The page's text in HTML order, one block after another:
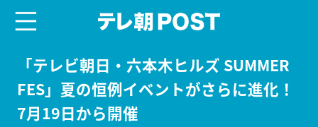
「テレビ朝日・六本木ヒルズ SUMMER
FES」夏の恒例イベントがさらに進化！
7月19日から開催